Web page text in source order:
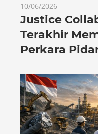
10/06/2026
Justice
Terakhir
Perkara